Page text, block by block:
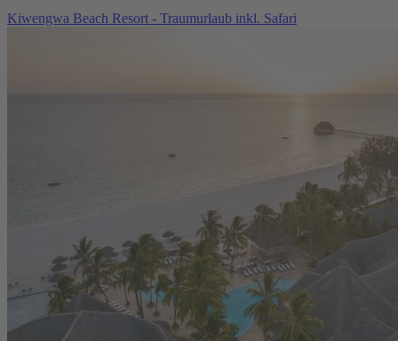
Kiwengwa Beach Resort - Traumurlaub inkl. Safari